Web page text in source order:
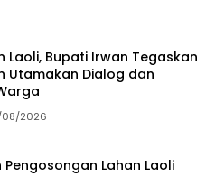
Laoli, Bupati Irwan Tegaskan
Utamakan Dialog dan
2026
Pengosongan Lahan Laoli